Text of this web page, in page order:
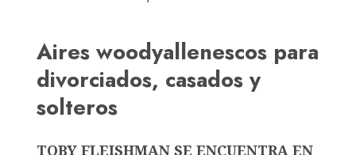
Aires woodyallenescos para
divorciados, casados y
solteros
TOBY FLEISHMAN SE ENCUENTRA EN